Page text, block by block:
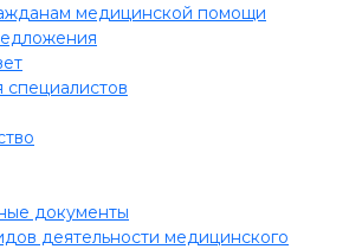
медицинской помощи
документы
деятельности медицинского